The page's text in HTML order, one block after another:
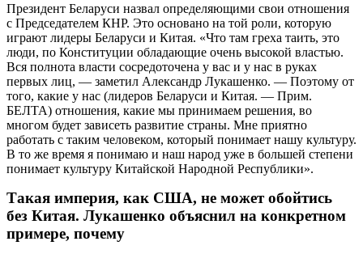
Президент Беларуси назвал определяющими свои отношения
с Председателем КНР. Это основано на той роли, которую
играют лидеры Беларуси и Китая. «Что там греха таить, это
люди, по Конституции обладающие очень высокой властью.
Вся полнота власти сосредоточена у вас и у нас в руках
первых лиц, — заметил Александр Лукашенко. — Поэтому от
того, какие у нас (лидеров Беларуси и Китая. — Прим.
БЕЛТА) отношения, какие мы принимаем решения, во
многом будет зависеть развитие страны. Мне приятно
работать с таким человеком, который понимает нашу культуру.
В то же время я понимаю и наш народ уже в большей степени
понимает культуру Китайской Народной Республики».
Такая империя, как США, не может обойтись
без Китая. Лукашенко объяснил на конкретном
примере, почему